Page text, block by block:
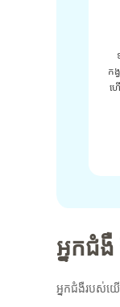
ក
ហ
អ្នកជំងឺ
អ្នកជំងឺរបស់យ